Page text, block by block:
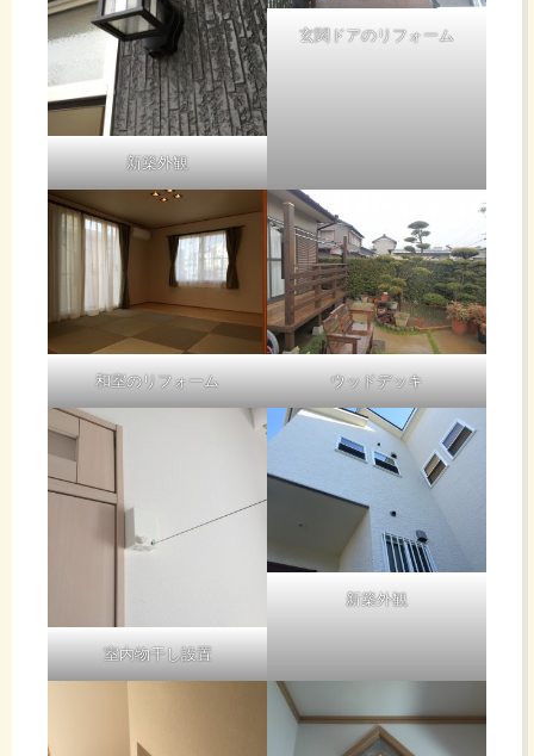
新築外観
玄関ドアのリフォーム
和室のリフォーム ウッドデッキ
室内物干し設置
新築外観